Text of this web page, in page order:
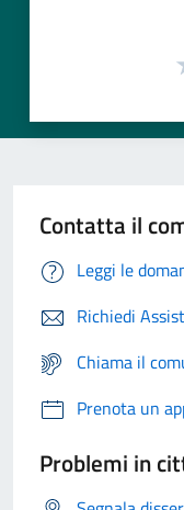
Contatta il
Leggi le
Richiedi
Chiama il
Prenota un
Problemi in